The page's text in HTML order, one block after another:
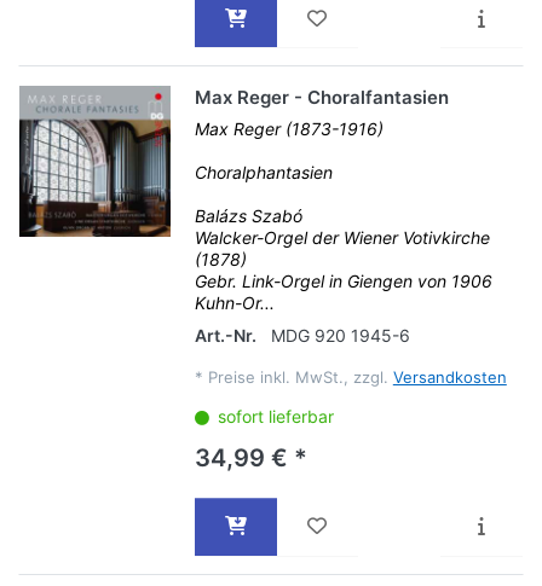
Max Reger - Choralfantasien
Max Reger (1873-1916)
Choralphantasien
Balázs Szabó
Walcker-Orgel der Wiener Votivkirche
(1878)
Gebr. Link-Orgel in Giengen von 1906
Kuhn-Or...
Art.-Nr.
MDG 920 1945-6
* Preise inkl. MwSt., zzgl. Versandkosten
sofort lieferbar
34,99 € *